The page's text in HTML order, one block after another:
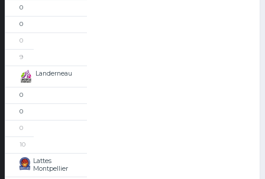
0
0
0
9
Landerneau
0
0
0
10
Lattes
Montpellier